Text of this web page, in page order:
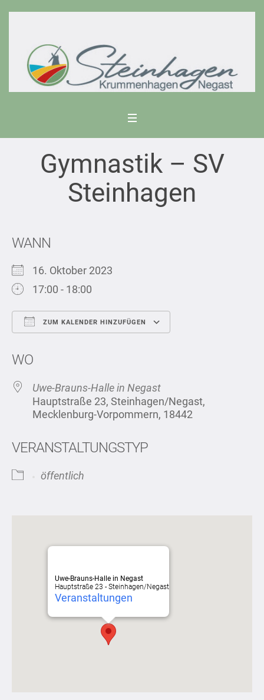
Gymnastik – SV
Steinhagen
WANN
16. Oktober 2023
17:00 - 18:00
ZUM KALENDER HINZUFÜGEN
WO
Uwe-Brauns-Halle in Negast
Hauptstraße 23, Steinhagen/Negast,
Mecklenburg-Vorpommern, 18442
VERANSTALTUNGSTYP
öffentlich
Uwe-Brauns-Halle in Negast
Hauptstraße 23 - Steinhagen/Negast
Veranstaltungen